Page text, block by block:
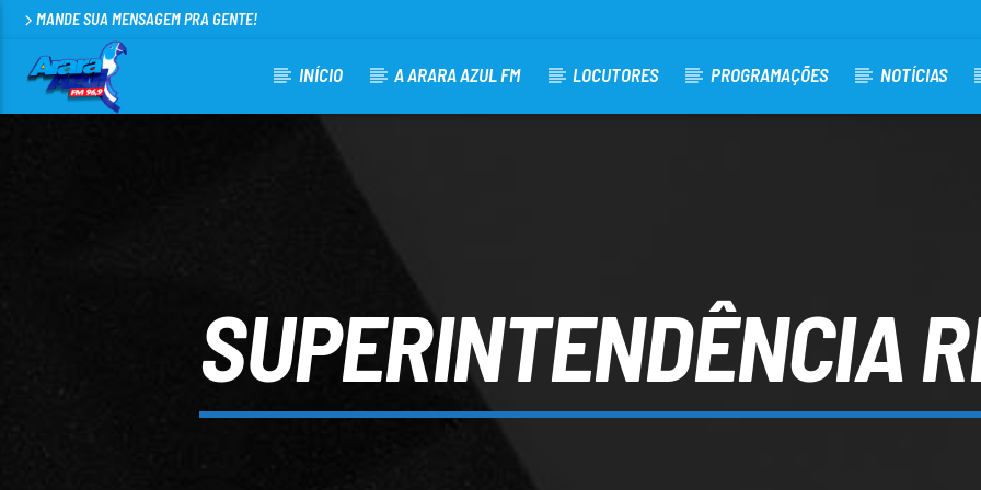
MANDE SUA MENSAGEM PRA GENTE!
INÍCIO A ARARA AZUL FM LOCUTORES PROGRAMAÇÕES NOTÍCIAS
SUPERINTENDÊNCIA